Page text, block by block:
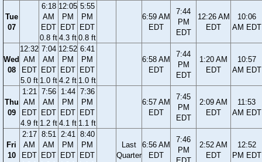
Tue
07
6:18
AM
EDT
0.8 ft
12:05
PM
EDT
4.3 ft
5:55
PM
EDT
0.8 ft
6:59 AM
EDT
7:44
PM
EDT
12:26 AM
EDT
10:06
AM EDT
Wed
08
12:32
AM
EDT
5.0 ft
7:04
AM
EDT
1.0 ft
12:52
PM
EDT
4.2 ft
6:41
PM
EDT
1.0 ft
6:58 AM
EDT
7:44
PM
EDT
1:20 AM
EDT
10:57
AM EDT
Thu
09
1:21
AM
EDT
4.9 ft
7:56
AM
EDT
1.2 ft
1:44
PM
EDT
4.1 ft
7:36
PM
EDT
1.1 ft
6:57 AM
EDT
7:45
PM
EDT
2:09 AM
EDT
11:53
AM EDT
Fri
10
2:17
AM
EDT
8:51
AM
EDT
2:41
PM
EDT
8:40
PM
EDT
Last
Quarter
6:56 AM
EDT
7:46
PM
2:52 AM
EDT
12:52
PM EDT